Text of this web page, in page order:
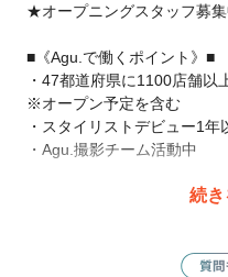
★オープニングスタッフ募
■《Agu.で働くポイント》■
・47都道府県に1100店舗以
※オープン予定を含む
・スタイリストデビュー1年
・Agu.撮影チーム活動中
サロン見学だけでというので
現在、日本全国（47都道府
続